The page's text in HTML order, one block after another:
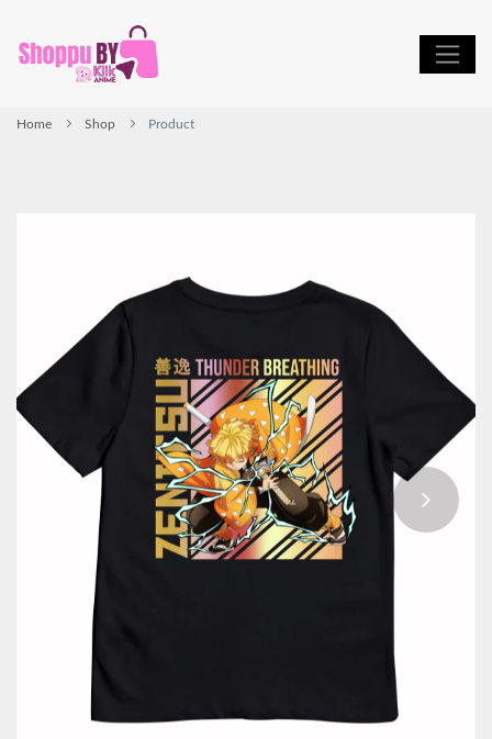
Home Shop Product